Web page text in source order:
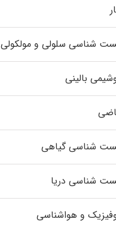
شناسی سلولی و مولکولی
بالینی
شناسی گیاهی
شناسی دریا
و هواشناسی